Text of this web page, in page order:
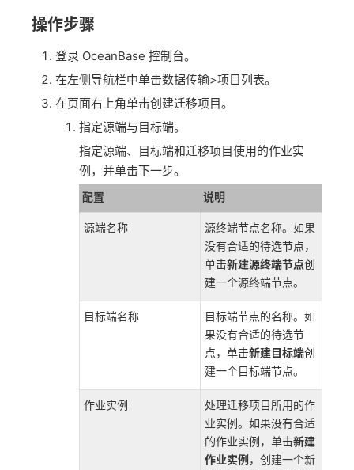
操作步骤
登录 OceanBase 控制台。
在左侧导航栏中单击数据传输>项目列表。
在页面右上角单击创建迁移项目。
指定源端与目标端。
指定源端、目标端和迁移项目使用的作业实
例，并单击下一步。
配置 说明
源端名称
源终端节点名称。如果
没有合适的待选节点，
单击新建源终端节点创
建一个源终端节点。
目标端名称
目标端节点的名称。如
果没有合适的待选节
点，单击新建目标端创
建一个目标端节点。
作业实例
处理迁移项目所用的作
业实例。如果没有合适
的作业实例，单击新建
作业实例 ，创建一个新